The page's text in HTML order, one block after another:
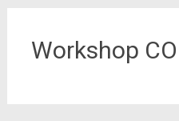
Workshop CO